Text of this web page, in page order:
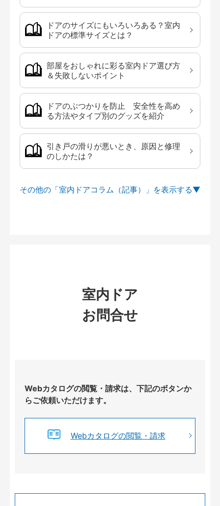
ドアのサイズにもいろいろある？室内
ドアの標準サイズとは？
部屋をおしゃれに彩る室内ドア選び方
＆失敗しないポイント
ドアのぶつかりを防止 安全性を高め
る方法やタイプ別のグッズを紹介
引き戸の滑りが悪いとき、原因と修理
のしかたは？
その他の「室内ドアコラム（記事）」を
室内ドア
お問合せ
Webカタログの閲覧・請求は、下記のボタンか
らご依頼いただけます。
Webカタログの閲覧・請求